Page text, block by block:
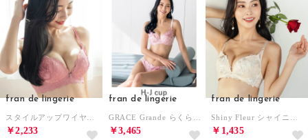
fran de lingerie
￥2,233
fran de lingerie
￥3,465
fran de lingerie
￥1,435